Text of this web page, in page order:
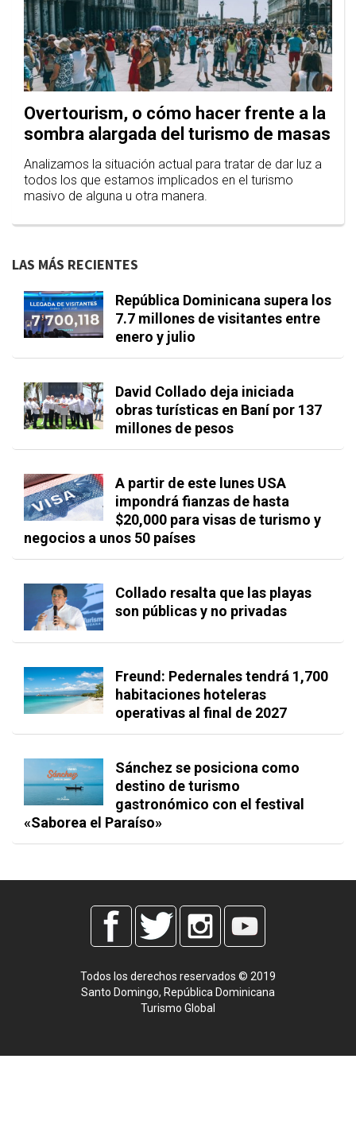
Overtourism, o cómo hacer frente a la
sombra alargada del turismo de masas
Analizamos la situación actual para tratar de dar luz a
todos los que estamos implicados en el turismo
masivo de alguna u otra manera.
LAS MÁS RECIENTES
República Dominicana supera los
7.7 millones de visitantes entre
enero y julio
David Collado deja iniciada
obras turísticas en Baní por 137
millones de pesos
A partir de este lunes USA
impondrá fianzas de hasta
$20,000 para visas de turismo y
negocios a unos 50 países
Collado resalta que las playas
son públicas y no privadas
Freund: Pedernales tendrá 1,700
habitaciones hoteleras
operativas al final de 2027
Sánchez se posiciona como
destino de turismo
gastronómico con el festival
«Saborea el Paraíso»
Todos los derechos reservados © 2019
Santo Domingo, República Dominicana
Turismo Global